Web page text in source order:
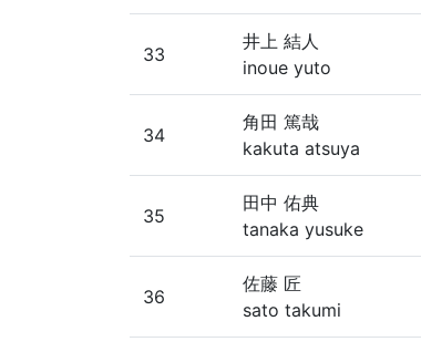
33
井上 結人
inoue yuto
34
角田 篤哉
kakuta atsuya
35
田中 佑典
tanaka yusuke
36
佐藤 匠
sato takumi